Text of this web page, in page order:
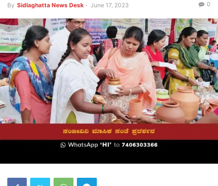
By Sidlaghatta News Desk - June 17, 2023 0